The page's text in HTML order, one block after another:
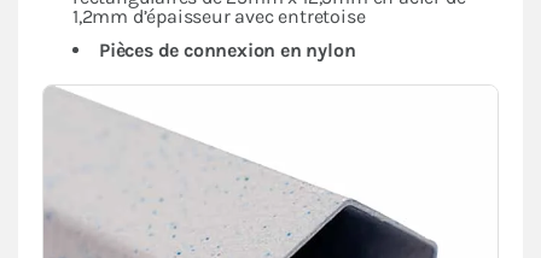
1,2mm d’épaisseur avec entretoise
Pièces de connexion en nylon